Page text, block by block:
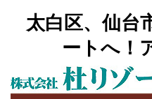
太白区、仙台
ートへ！